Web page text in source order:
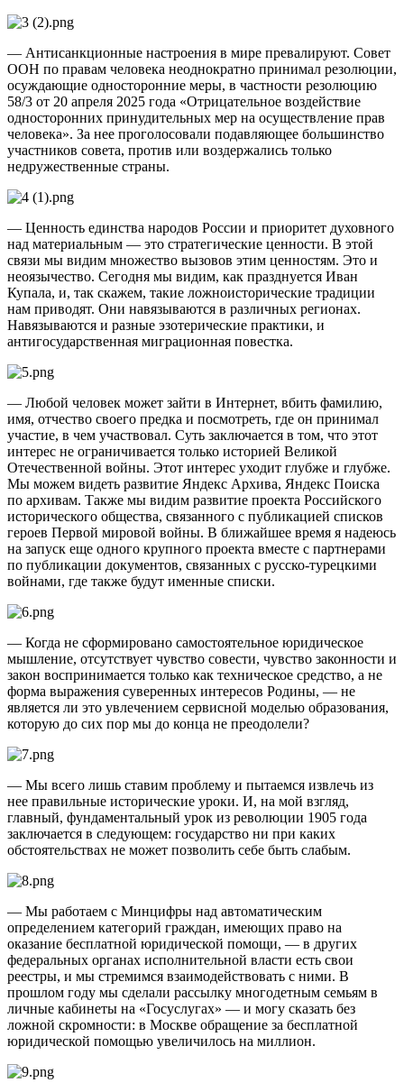
— Антисанкционные настроения в мире превалируют. Совет
ООН по правам человека неоднократно принимал резолюции,
осуждающие односторонние меры, в частности резолюцию
58/3 от 20 апреля 2025 года «Отрицательное воздействие
односторонних принудительных мер на осуществление прав
человека». За нее проголосовали подавляющее большинство
участников совета, против или воздержались только
недружественные страны.
— Ценность единства народов России и приоритет духовного
над материальным — это стратегические ценности. В этой
связи мы видим множест­во вызовов этим ценностям. Это и
неоязычество. Сегодня мы видим, как празднуется Иван
Купала, и, так скажем, такие ложно­исторические традиции
нам приводят. Они навязываются в различных регионах.
Навязываются и разные эзотерические практики, и
антигосударственная миграционная повестка.
— Любой человек может зайти в Интернет, вбить фамилию,
имя, отчество своего предка и посмотреть, где он принимал
участие, в чем участвовал. Суть заключается в том, что этот
интерес не ограничивается только историей Великой
Отечественной войны. Этот интерес уходит глубже и глубже.
Мы можем видеть развитие Яндекс Архива, Яндекс Поиска
по архивам. Также мы видим развитие проекта Российского
исторического общества, связанного с публикацией списков
героев Первой мировой войны. В ближайшее время я надеюсь
на запуск еще одного крупного проекта вместе с партнерами
по публикации документов, связанных с русско-турецкими
войнами, где также будут именные списки.
— Когда не сформировано самостоятельное юридическое
мышление, отсутствует чувство совести, чувство законности и
закон воспринимается только как техническое средство, а не
форма выражения суверенных интересов Родины, — не
является ли это увлечением сервисной моделью образования,
которую до сих пор мы до конца не преодолели?
— Мы всего лишь ставим проблему и пытаемся извлечь из
нее правильные исторические уроки. И, на мой взгляд,
главный, фундаментальный урок из революции 1905 года
заключается в следующем: государство ни при каких
обстоятельствах не может позволить себе быть слабым.
— Мы работаем с Минцифры над автоматическим
определением категорий граждан, имеющих право на
оказание бесплатной юридической помощи, — в других
федеральных органах исполнительной влас­ти есть свои
реестры, и мы стремимся взаимодействовать с ними. В
прошлом году мы сделали рассылку многодетным семьям в
личные кабинеты на «Гос­услугах» — и могу сказать без
ложной скромности: в Москве обращение за бесплатной
юридической помощью увеличилось на миллион.